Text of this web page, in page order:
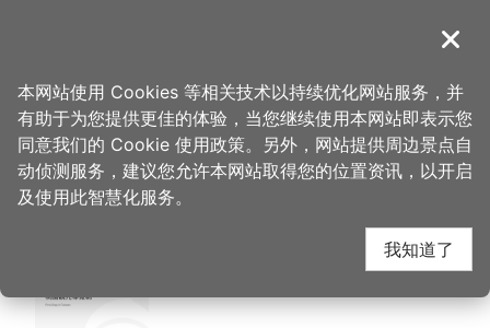
導覽
首页 > 想去的地方 > 住宿 > 六星旅馆
六星旅馆 周边住宿
关闭
本网站使用 Cookies 等相关技术以持续优化网站服务，并
有助于为您提供更佳的体验，当您继续使用本网站即表示您
同意我们的 Cookie 使用政策。另外，网站提供周边景点自
动侦测服务，建议您允许本网站取得您的位置资讯，以开启
及使用此智慧化服务。
我知道了